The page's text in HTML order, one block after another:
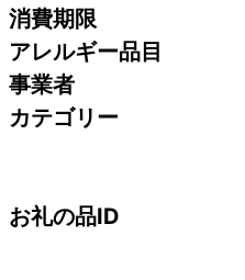
消費期限
アレルギー品目
事業者
カテゴリー
お礼の品ID